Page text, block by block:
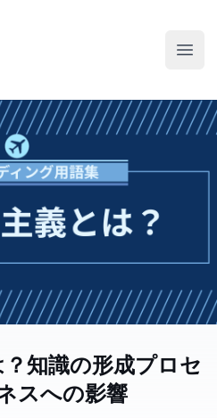
知識の形成プロセ
スへの影響